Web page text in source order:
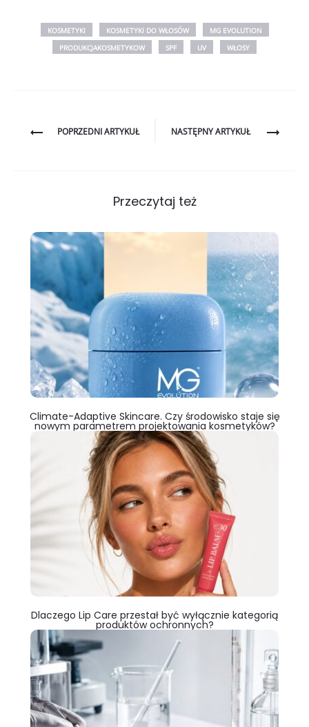
KOSMETYKI KOSMETYKI DO WŁOSÓW
MG EVOLUTION
PRODUKCJAKOSMETYKOW
SPF UV WŁOSY
Nawigacja
POPRZEDNI ARTYKUŁ NASTĘPNY ARTYKUŁ
Przeczytaj też
Climate-Adaptive Skincare. Czy środowisko staje się
nowym parametrem projektowania kosmetyków?
Dlaczego Lip Care przestał być wyłącznie kategorią
produktów ochronnych?